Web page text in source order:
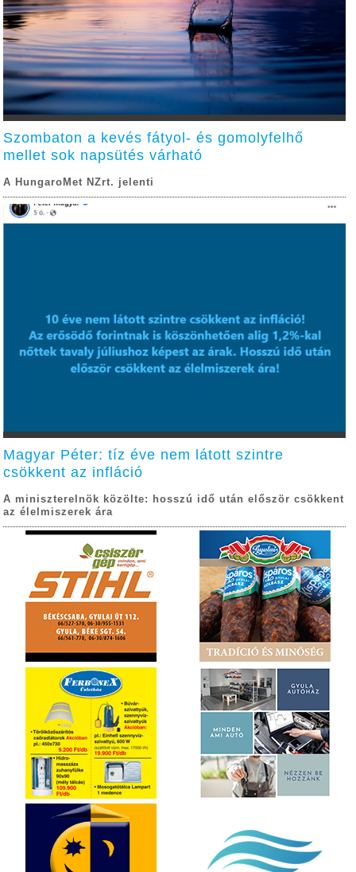
Szombaton a kevés fátyol- és gomolyfelhő
mellet sok napsütés várható
A HungaroMet NZrt. jelenti
Magyar Péter: tíz éve nem látott szintre
csökkent az infláció
A miniszterelnök közölte: hosszú idő után először csökkent
az élelmiszerek ára